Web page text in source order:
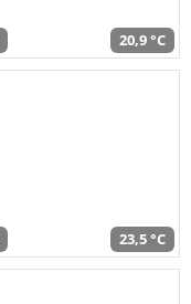
20,9 °C
23,5 °C